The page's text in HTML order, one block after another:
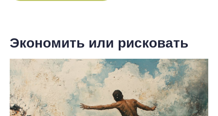
Экономить или рисковать